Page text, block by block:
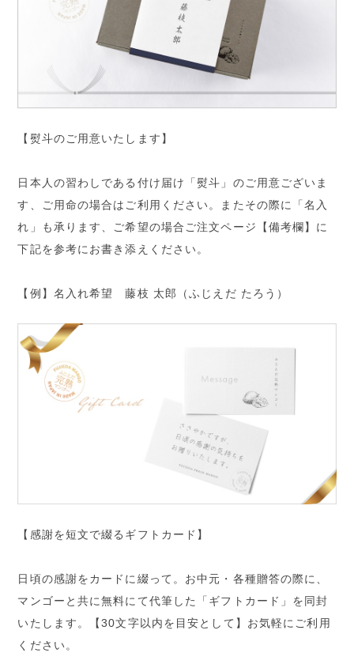
【熨斗のご用意いたします】
日本人の習わしである付け届け「熨斗」のご用意ございま
す、ご用命の場合はご利用ください。またその際に「名入
れ」も承ります、ご希望の場合ご注文ページ【備考欄】に
下記を参考にお書き添えください。
【例】名入れ希望 藤枝 太郎（ふじえだ たろう）
【感謝を短文で綴るギフトカード】
日頃の感謝をカードに綴って。お中元・各種贈答の際に、
マンゴーと共に無料にて代筆した「ギフトカード」を同封
いたします。【30文字以内を目安として】お気軽にご利用
ください。